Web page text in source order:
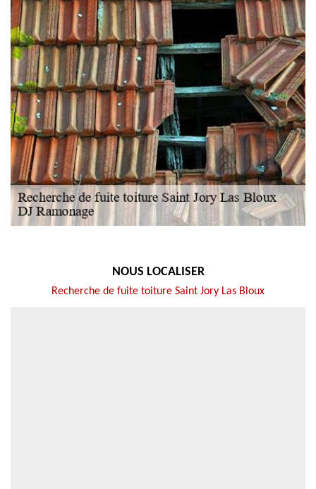
NOUS LOCALISER
Recherche de fuite toiture Saint Jory Las Bloux